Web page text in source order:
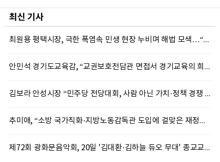
최신 기사
최원용 평택시장, 극한 폭염속 민생 현장 누비며 해법 모색…“현장에 답 있다”
안민석 경기도교육감, “교권보호전담관 면접서 경기교육의 희망 봤다”
김보라 안성시장 “민주당 전당대회, 사람 아닌 가치·정책 경쟁 돼야”
추미애, “소방 국가직화·지방노동감독관 도입에 걸맞은 재정체계 완성해야”
제72회 광화문음악회, 20일 '김대환·김하늘 듀오 무대' 종교교회서 무료 개최